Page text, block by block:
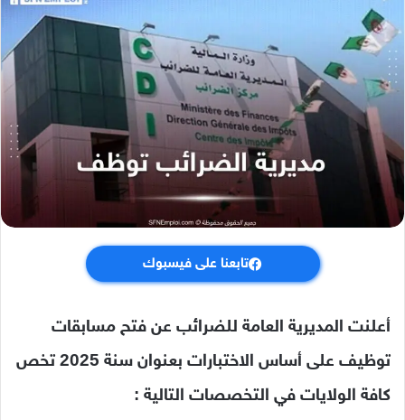
تابعنا على فيسبوك
أعلنت المديرية العامة للضرائب عن فتح مسابقات
توظيف على أساس الاختبارات بعنوان سنة 2025 تخص
كافة الولايات في التخصصات التالية :